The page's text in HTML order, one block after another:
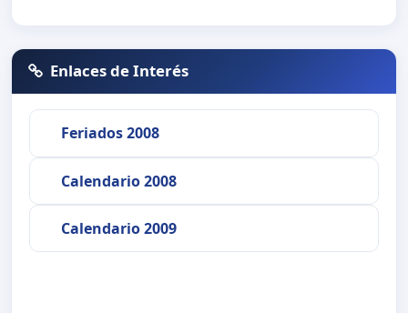
Enlaces de Interés
Feriados 2008
Calendario 2008
Calendario 2009